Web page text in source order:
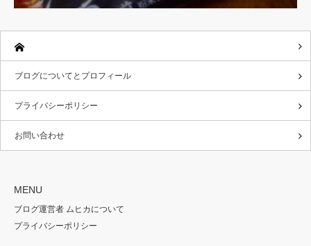
ブログについてとプロフィール
プライバシーポリシー
お問い合わせ
MENU
ブログ運営者 ムヒカについて
プライバシーポリシー